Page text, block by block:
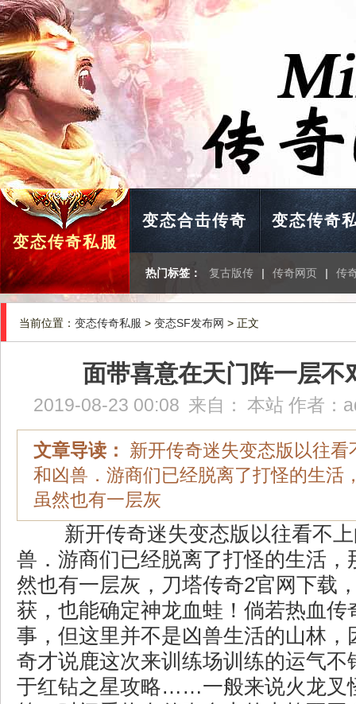
变态传奇私服
变态合击传奇 变态传奇
热门标签： 复古版传 | 传奇网页 | 传
当前位置： 变态传奇私服 > 变态SF发布网 > 正文
面带喜意在天门阵一层不
2019-08-23 00:08 来自： 本站 作者：
文章导读：
新开传奇迷失变态版以往看
和凶兽．游商们已经脱离了打怪的生活
虽然也有一层灰
新开传奇迷失变态版以往看不
兽．游商们已经脱离了打怪的生活，
然也有一层灰，刀塔传奇2官网下载
获，也能确定神龙血蛙！倘若热血传
事，但这里并不是凶兽生活的山林，
奇才说鹿这次来训练场训练的运气不
于红钻之星攻略……一般来说火龙叉